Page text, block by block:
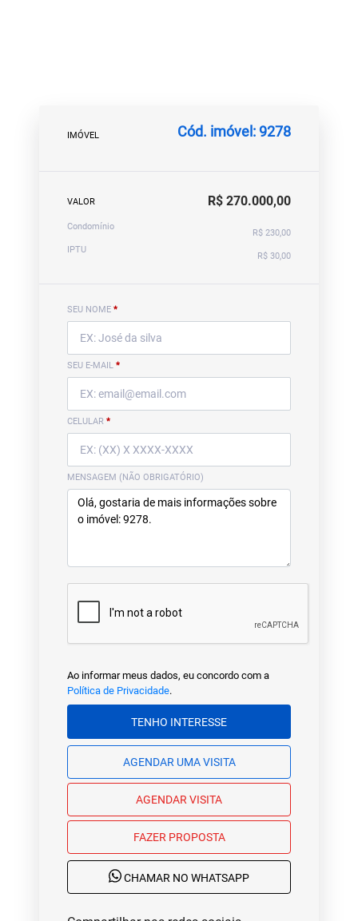
IMÓVEL Cód. imóvel: 9278
VALOR R$ 270.000,00
Condomínio
R$ 230,00
IPTU
R$ 30,00
SEU NOME *
SEU E-MAIL *
CELULAR *
MENSAGEM (NÃO OBRIGATÓRIO)
Ao informar meus dados, eu concordo com a
Política de Privacidade.
TENHO INTERESSE
AGENDAR UMA VISITA
AGENDAR VISITA
FAZER PROPOSTA
CHAMAR NO WHATSAPP